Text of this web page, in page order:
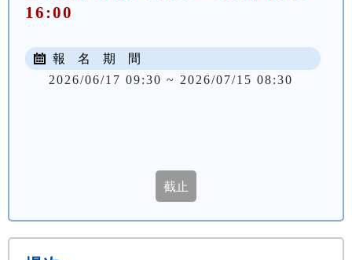
16:00
報 名 期 間
2026/06/17 09:30 ~ 2026/07/15 08:30